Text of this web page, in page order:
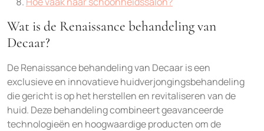
Wat is de Renaissance behandeling van
Decaar?
De Renaissance behandeling van Decaar is een
exclusieve en innovatieve huidverjongingsbehandeling
die gericht is op het herstellen en revitaliseren van de
huid. Deze behandeling combineert geavanceerde
technologieën en hoogwaardige producten om de